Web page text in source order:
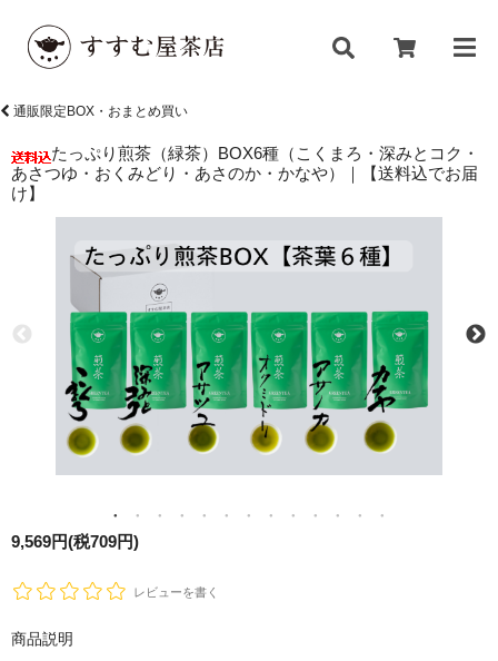
通販限定BOX・おまとめ買い
たっぷり煎茶（緑茶）BOX6種（こくまろ・深みとコク・
あさつゆ・おくみどり・あさのか・かなや）｜【送料込でお届
け】
9,569円(税709円)
レビューを書く
商品説明